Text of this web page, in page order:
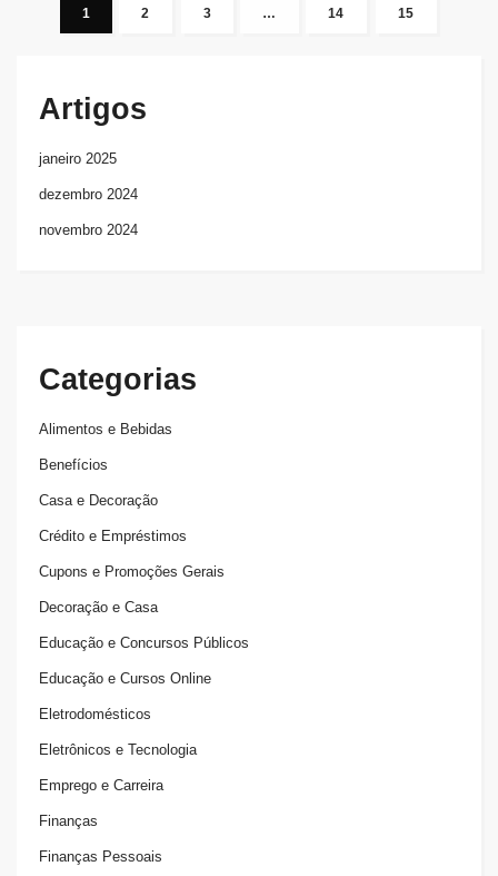
1 2 3 … 14 15
Artigos
janeiro 2025
dezembro 2024
novembro 2024
Categorias
Alimentos e Bebidas
Benefícios
Casa e Decoração
Crédito e Empréstimos
Cupons e Promoções Gerais
Decoração e Casa
Educação e Concursos Públicos
Educação e Cursos Online
Eletrodomésticos
Eletrônicos e Tecnologia
Emprego e Carreira
Finanças
Finanças Pessoais